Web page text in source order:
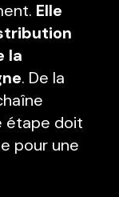
Elle
la
. De la
étape doit
pour une